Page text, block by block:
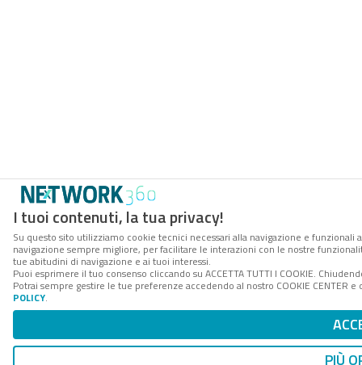
I tuoi contenuti, la tua privacy!
Su questo sito utilizziamo cookie tecnici necessari alla navigazione e
navigazione sempre migliore, per facilitare le interazioni con le nostre
tue abitudini di navigazione e ai tuoi interessi.
Puoi esprimere il tuo consenso cliccando su ACCETTA TUTTI I COOKIE.
Potrai sempre gestire le tue preferenze accedendo al nostro COOKIE
POLICY.
PIÙ